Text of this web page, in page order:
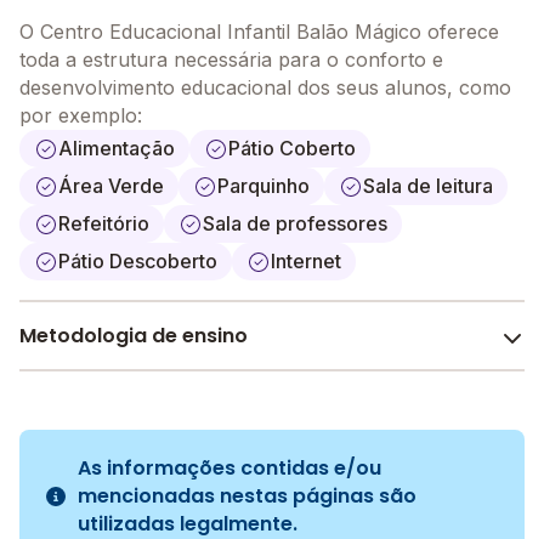
O Centro Educacional Infantil Balão Mágico oferece
toda a estrutura necessária para o conforto e
desenvolvimento educacional dos seus alunos, como
por exemplo:
Alimentação
Pátio Coberto
Área Verde
Parquinho
Sala de leitura
Refeitório
Sala de professores
Pátio Descoberto
Internet
Metodologia de ensino
A metodologia é um conjunto de métodos e práticas
adotados pela escola no processo de ensino e
aprendizagem do aluno.
As informações contidas e/ou
mencionadas nestas páginas são
utilizadas legalmente.